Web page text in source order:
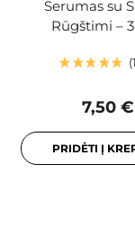
Serumas su
Rūgštimi –
7,50 €
PRIDĖTI Į